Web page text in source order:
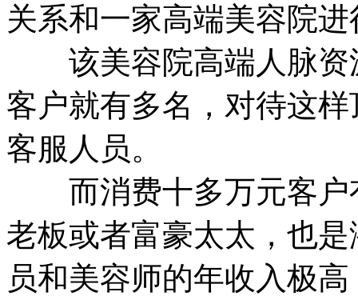
关系和一家高端美容院
该美容院高端人脉资
客户就有多名，对待这
客服人员。
而消费十多万元客户
老板或者富豪太太，也
员和美容师的年收入极